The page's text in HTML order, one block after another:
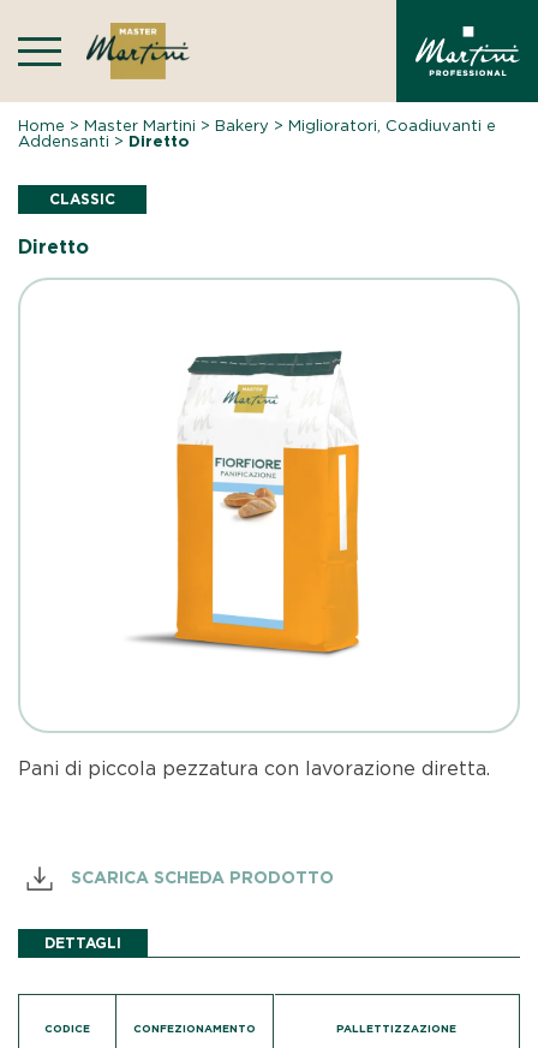
content
Home >Master Martini >Bakery >Miglioratori, Coadiuvanti e
Addensanti > Diretto
CLASSIC
Diretto
Pani di piccola pezzatura con lavorazione diretta.
SCARICA SCHEDA PRODOTTO
DETTAGLI
CODICE CONFEZIONAMENTO PALLETTIZZAZIONE